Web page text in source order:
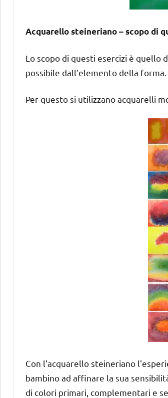
Acquarello steineriano – scopo di
Lo scopo di questi esercizi è quello
possibile dall’elemento della forma.
Per questo si utilizzano acquarelli
Con l’acquarello steineriano
bambino ad affinare la sua
di colori primari, complementari e